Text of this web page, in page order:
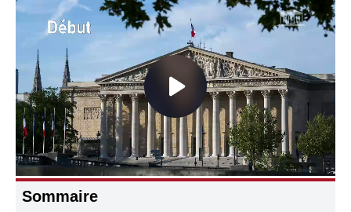
Autres
Sommaire
Audition de Mme Anne Laure Torresin, directrice